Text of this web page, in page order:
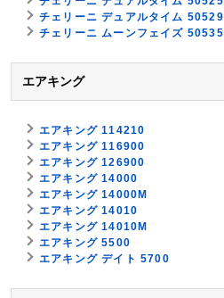
チェリーニ デュアルタイム 50529
チェリーニ ムーンフェイズ 50535
エアキング
エアキング 114210
エアキング 116900
エアキング 126900
エアキング 14000
エアキング 14000M
エアキング 14010
エアキング 14010M
エアキング 5500
エアキング デイト 5700